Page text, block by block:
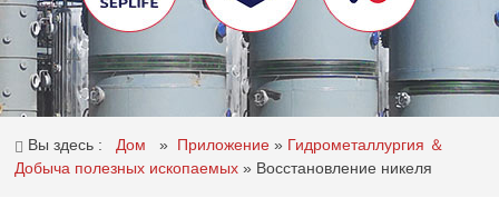
КАРЬЕРА
КОНТАКТ
Вы здесь : Дом » Приложение» Гидрометаллургия ＆
Добыча полезных ископаемых» Восстановление никеля